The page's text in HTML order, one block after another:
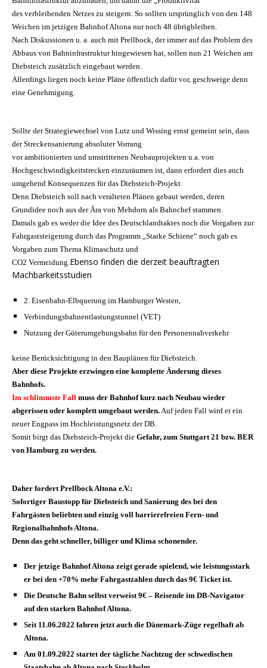
des verbleibenden Netzes zu steigern. So sollten ursprünglich von den 148
Weichen im jetzigen Bahnhof Altona nur noch 48 übrigbleiben.
Nach Diskussionen u. a. auch mit Prellbock, der immer auf das Problem des
Abbaus von Bahninfrastruktur hingewiesen hat, sollen nun 21 Weichen am
Diebsteich zusätzlich eingebaut werden.
Allerdings liegen noch keine Pläne öffentlich dafür vor, geschweige denn
eine Genehmigung.
Sollte der Strategiewechsel von Lutz und Wissing ernst gemeint sein, dass
der Strecken­sanierung absoluter Vorrang
vor ambitionierten und umstrittenen Neubauprojekten u.a. von
Hochgeschwindigkeitstrecken einzuräumen ist, dann erfordert dies auch
umgehend Konsequenzen für das Diebsteich-Projekt.
Denn Diebsteich soll nach veralteten Plänen gebaut werden, deren
Grundidee noch aus der Ära von Mehdorn als Bahnchef stammen.
Damals gab es weder die Idee des Deutschlandtaktes noch die Vorgaben zur
Fahrgaststeigerung durch das Programm „Starke Schiene“ noch gab es
Vorgaben zum Thema Klimaschutz und
CO2 Vermeidung. Ebenso finden die derzeit beauftragten
Machbarkeitsstudien
2. Eisenbahn-Elbquerung im Hamburger Westen,
Verbindungsbahnentlastungstunnel (VET)
Nutzung der Güterumgehungsbahn für den Personennahverkehr
keine Berücksichtigung in den Bauplänen für Diebsteich.
Aber diese Projekte erzwingen eine komplette Änderung dieses
Bahnhofs.
Im schlimmste Fall muss der Bahnhof kurz nach Neubau wieder
abgerissen oder komplett umgebaut werden. Auf jeden Fall wird er ein
neuer Engpass im Hochleistungsnetz der DB.
Somit birgt das Diebsteich-Projekt die Gefahr, zum Stuttgart 21 bzw. BER
von Hamburg zu werden.
Daher fordert Prellbock Altona e.V.:
Sofortiger Baustopp für Diebsteich und Sanierung des bei den
Fahrgästen beliebten und einzig voll barrierefreien Fern- und
Regionalbahnhofs Altona.
Denn das geht schneller, billiger und Klima schonender.
Der jetzige Bahnhof Altona zeigt gerade spielend, wie leistungsstark
er bei den +70% mehr Fahrgastzahlen durch das 9€ Ticket ist.
Die Deutsche Bahn selbst verweist 9€ – Reisende im DB-Navigator
auf den starken Bahnhof Altona.
Seit 11.06.2022 fahren jetzt auch die Dänemark-Züge regelhaft ab
Altona.
Am 01.09.2022 startet der tägliche Nachtzug der schwedischen